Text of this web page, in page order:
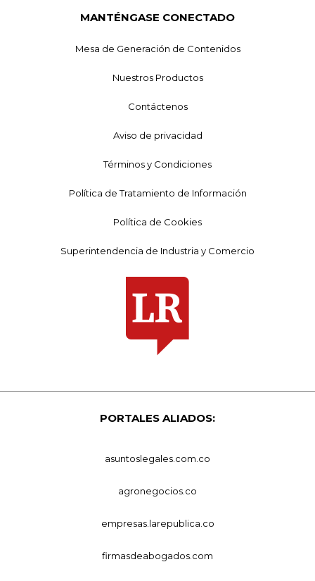
MANTÉNGASE CONECTADO
Mesa de Generación de Contenidos
Nuestros Productos
Contáctenos
Aviso de privacidad
Términos y Condiciones
Política de Tratamiento de Información
Política de Cookies
Superintendencia de Industria y Comercio
PORTALES ALIADOS:
asuntoslegales.com.co
agronegocios.co
empresas.larepublica.co
firmasdeabogados.com